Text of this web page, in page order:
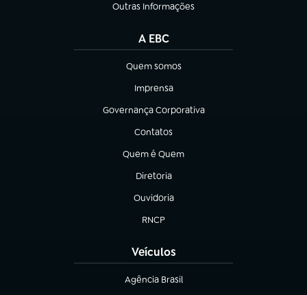
Outras Informações
(abre em nova aba)
A EBC
Quem somos
(abre em nova aba)
Imprensa
(abre em nova aba)
Governança Corporativa
(abre em nova aba)
Contatos
(abre em nova aba)
Quem é Quem
(abre em nova aba)
Diretoria
(abre em nova aba)
Ouvidoria
(abre em nova aba)
RNCP
(abre em nova aba)
Veículos
Agência Brasil
(abre em nova aba)